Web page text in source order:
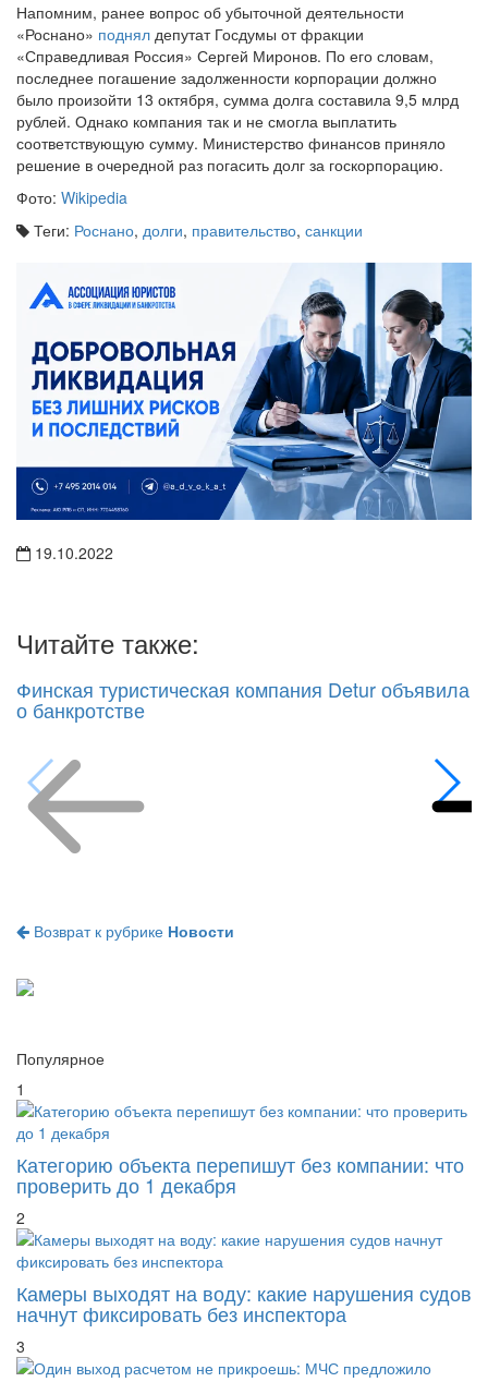
Напомним, ранее вопрос об убыточной деятельности
«Роснано» поднял депутат Госдумы от фракции
«Справедливая Россия» Сергей Миронов. По его словам,
последнее погашение задолженности корпорации должно
было произойти 13 октября, сумма долга составила 9,5 млрд
рублей. Однако компания так и не смогла выплатить
соответствующую сумму. Министерство финансов приняло
решение в очередной раз погасить долг за госкорпорацию.
Фото: Wikipedia
Теги: Роснано, долги, правительство, санкции
19.10.2022
Читайте также:
Финская туристическая компания Detur объявила
о банкротстве
Возврат к рубрике Новости
Популярное
1
Категорию объекта перепишут без компании: что
проверить до 1 декабря
2
Камеры выходят на воду: какие нарушения судов
начнут фиксировать без инспектора
3